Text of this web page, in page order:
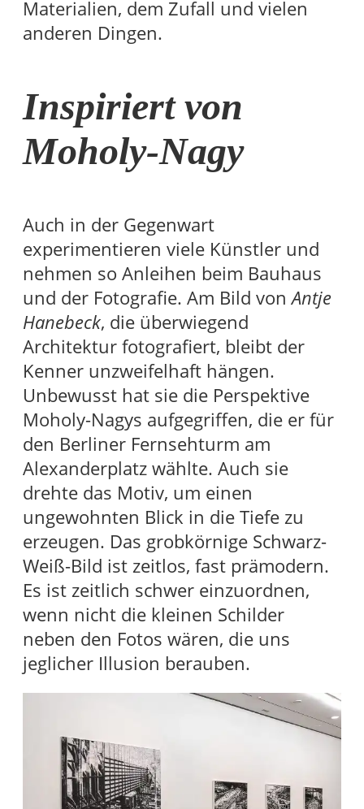
Materialien, dem Zufall und vielen
anderen Dingen.
Inspiriert von
Moholy-Nagy
Auch in der Gegenwart
experimentieren viele Künstler und
nehmen so Anleihen beim Bauhaus
und der Fotografie. Am Bild vonAntje
Hanebeck, die überwiegend
Architektur fotografiert, bleibt der
Kenner unzweifelhaft hängen.
Unbewusst hat sie die Perspektive
Moholy-Nagys aufgegriffen, die er für
den Berliner Fernsehturm am
Alexanderplatz wählte. Auch sie
drehte das Motiv, um einen
ungewohnten Blick in die Tiefe zu
erzeugen. Das grobkörnige Schwarz-
Weiß-Bild ist zeitlos, fast prämodern.
Es ist zeitlich schwer einzuordnen,
wenn nicht die kleinen Schilder
neben den Fotos wären, die uns
jeglicher Illusion berauben.